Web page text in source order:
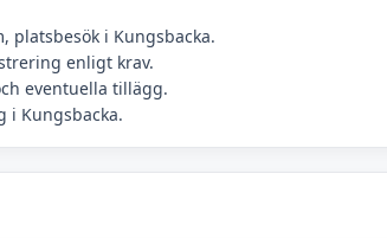
platsbesök i Kungsbacka.
enligt krav.
eventuella tillägg.
i Kungsbacka.